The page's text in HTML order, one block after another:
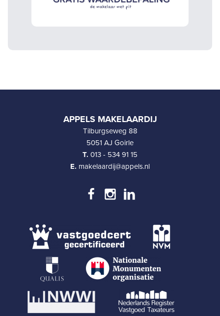
APPELS MAKELAARDIJ
Tilburgseweg 88
5051 AJ Goirle
T. 013 - 534 91 15
E. makelaardij@appels.nl